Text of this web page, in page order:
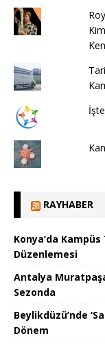
RAYHABER
Konya’da
Düzenlemesi
Antalya
Sezonda
Beylikdüzü’nde
Dönem